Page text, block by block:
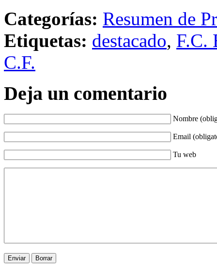
Categorías: Resumen de
Etiquetas: destacado, F.C.
C.F.
Deja un comentario
Nombre
Email
Tu web